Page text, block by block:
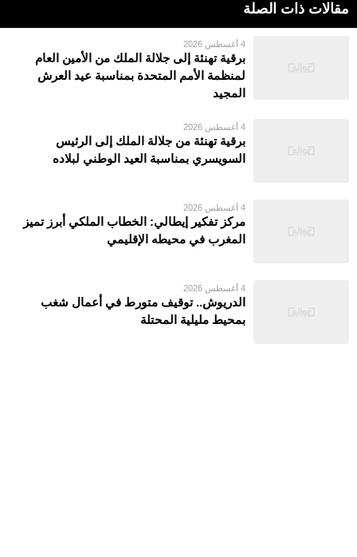
مقالات ذات الصلة
4 أغسطس 2026
برقية تهنئة إلى جلالة الملك من الأمين العام
لمنظمة الأمم المتحدة بمناسبة عيد العرش
المجيد
4 أغسطس 2026
برقية تهنئة من جلالة الملك إلى الرئيس
السويسري بمناسبة العيد الوطني لبلاده
4 أغسطس 2026
مركز تفكير إيطالي: الخطاب الملكي أبرز تميز
المغرب في محيطه الإقليمي
4 أغسطس 2026
الدريوش.. توقيف متورط في أعمال شغب
بمحيط مليلية المحتلة